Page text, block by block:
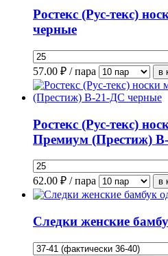
Ростекс (Рус-текс)
черные
57.00 ₽ / пара
Ростекс (Рус-текс)
Премиум (Престиж)
62.00 ₽ / пара
Следки женские